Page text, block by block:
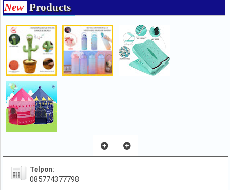
New Products
Telpon:
085774377798